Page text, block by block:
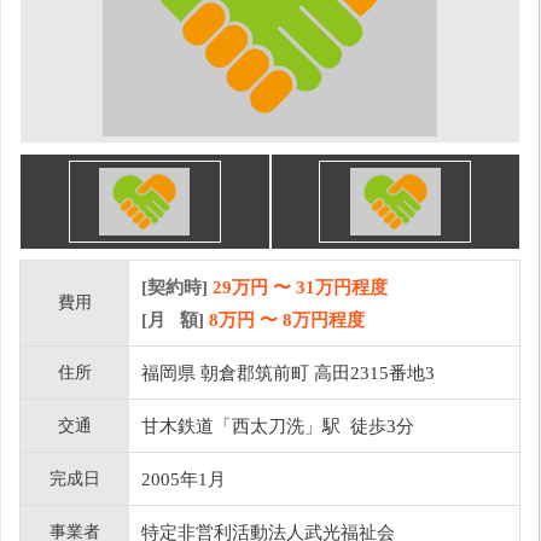
費用
[契約時] 29万円 〜 31万円程度
[月 額] 8万円 〜 8万円程度
住所 福岡県 朝倉郡筑前町 高田2315番地3
交通 甘木鉄道「西太刀洗」駅 徒歩3分
完成日 2005年1月
事業者 特定非営利活動法人武光福祉会